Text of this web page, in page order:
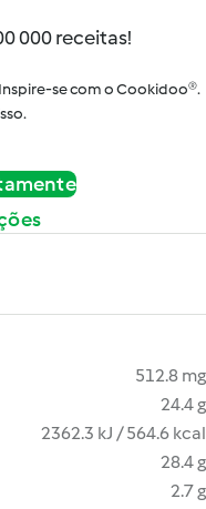
000 receitas!
se com o Cookidoo®.
512.8 mg
24.4 g
2362.3 kJ / 564.6 kcal
28.4 g
2.7 g